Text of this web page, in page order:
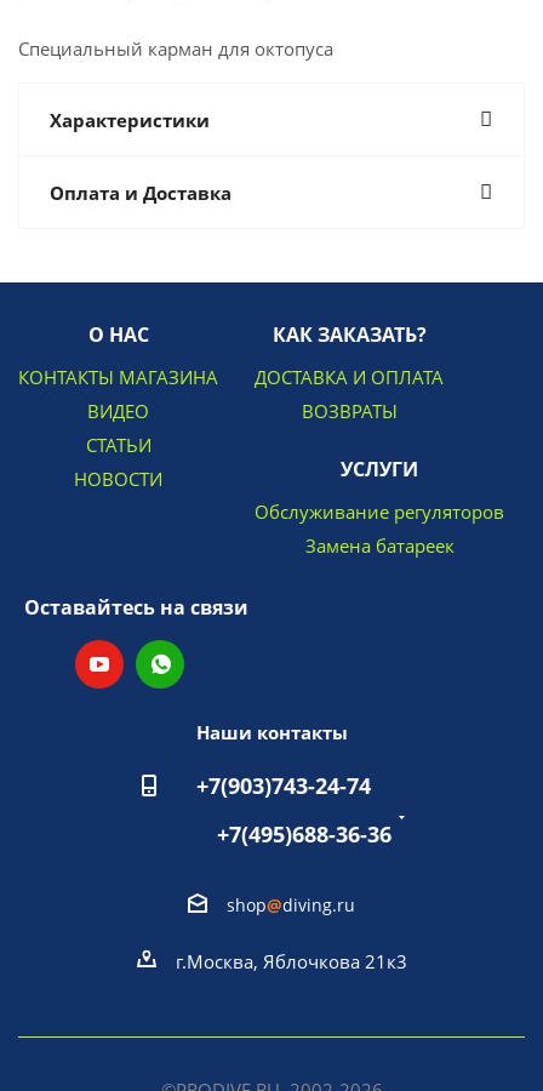
Специальный карман для октопуса
Характеристики
Оплата и Доставка
О НАС
КОНТАКТЫ МАГАЗИНА
ВИДЕО
СТАТЬИ
НОВОСТИ
КАК ЗАКАЗАТЬ?
ДОСТАВКА И ОПЛАТА
ВОЗВРАТЫ
УСЛУГИ
Обслуживание регуляторов
Замена батареек
Оставайтесь на связи
Наши контакты
+7(903)743-24-74
+7(495)688-36-36
shop@diving.ru
г.Москва, Яблочкова 21к3